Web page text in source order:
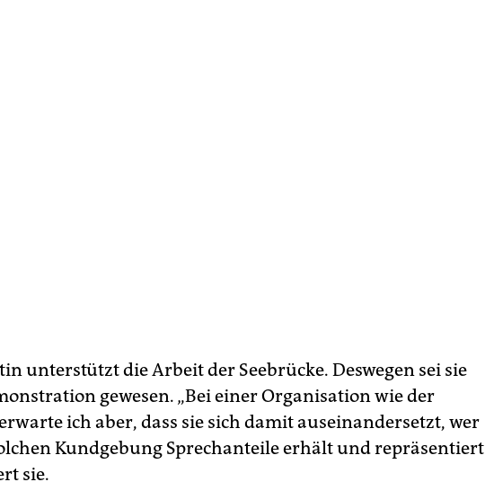
unterstützt die Arbeit der Seebrücke. Deswegen sei sie
gewesen. „Bei einer Organisation wie der
ich aber, dass sie sich damit auseinandersetzt, wer
Kundgebung Sprechanteile erhält und repräsentiert
sie.